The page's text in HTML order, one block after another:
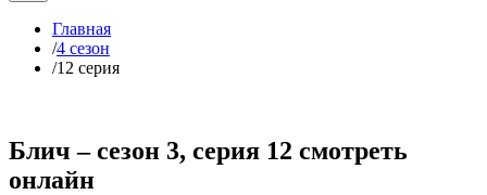
Главная
/4 сезон
/12 серия
Блич – сезон 3, серия 12 смотреть
онлайн